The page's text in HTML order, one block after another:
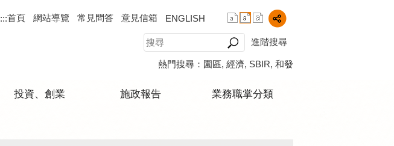
:::首頁 網站導覽 常見問答 意見信箱 ENGLISH
進階搜尋
熱門搜尋： 園區 經濟 SBIR 和發
投資、創業 施政報告 業務職掌分類